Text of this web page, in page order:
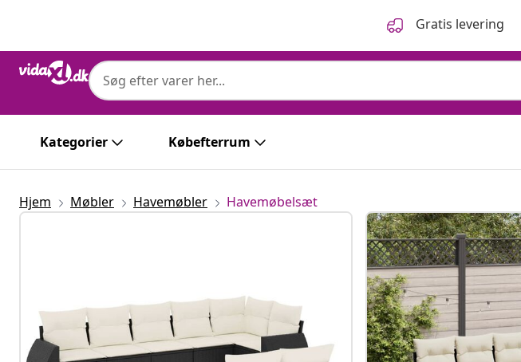
Gratis levering
Kategorier Købefterrum
Hjem Møbler Havemøbler Havemøbelsæt